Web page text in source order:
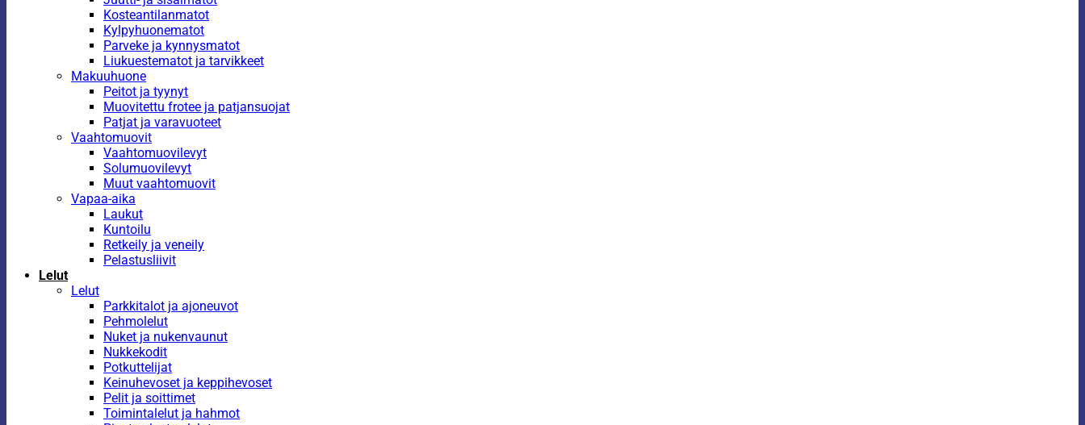
Kosteantilanmatot
Kylpyhuonematot
Parveke ja kynnysmatot
Liukuestematot ja tarvikkeet
Makuuhuone
Peitot ja tyynyt
Muovitettu frotee ja patjansuojat
Patjat ja varavuoteet
Vaahtomuovit
Vaahtomuovilevyt
Solumuovilevyt
Muut vaahtomuovit
Vapaa-aika
Laukut
Kuntoilu
Retkeily ja veneily
Pelastusliivit
Lelut
Lelut
Parkkitalot ja ajoneuvot
Pehmolelut
Nuket ja nukenvaunut
Nukkekodit
Potkuttelijat
Keinuhevoset ja keppihevoset
Pelit ja soittimet
Toimintalelut ja hahmot